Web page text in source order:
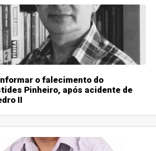
o falecimento do
Pinheiro, após acidente de
II